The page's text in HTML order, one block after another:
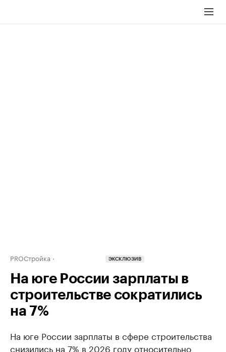
PROСтройка ЭКСКЛЮЗИВ
На юге России зарплаты в
строительстве сократились
на 7%
На юге России зарплаты в сфере строительства
снизились на 7% в 2026 году относительно